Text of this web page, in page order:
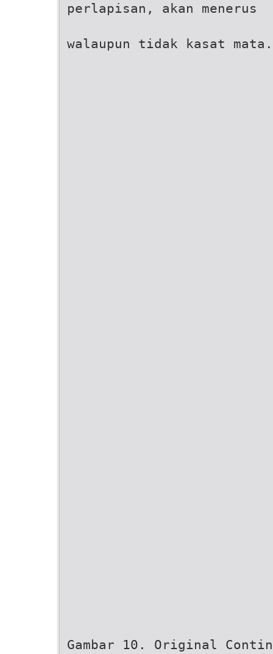
perlapisan, akan menerus
walaupun tidak kasat mata.
Gambar 10. Original